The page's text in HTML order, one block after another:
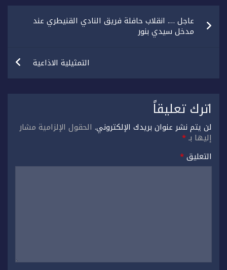
تصفّح
المقالاتعاجل …. انقلاب حافلة فريق النادي القنيطري عند
مدخل سيدي بنور
التمثيلية الاذاعية
اترك تعليقاً
لن يتم نشر عنوان بريدك الإلكتروني. الحقول الإلزامية مشار
إليها بـ*
التعليق*